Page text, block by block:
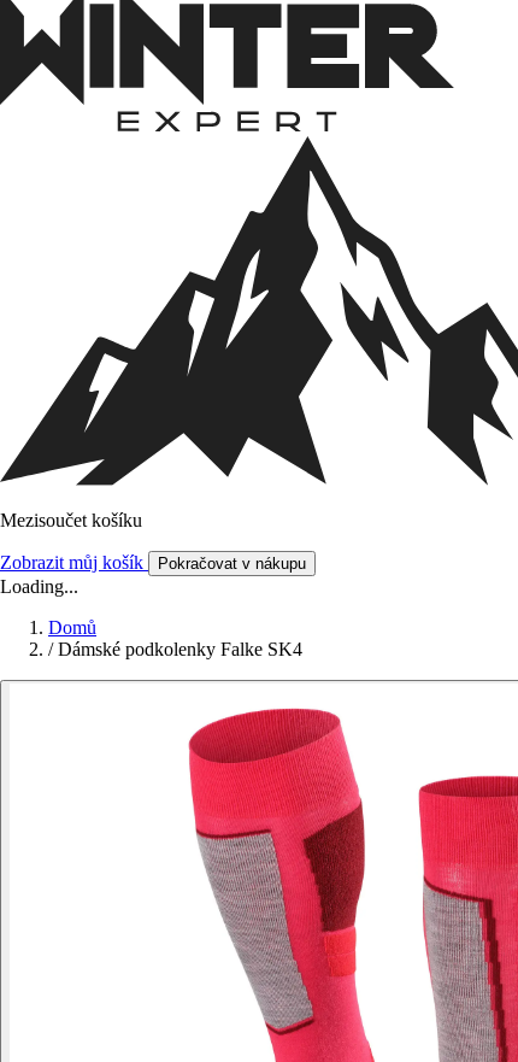
Mezisoučet košíku
Zobrazit můj košík Pokračovat v nákupu
Loading...
Domů
/ Dámské podkolenky Falke SK4